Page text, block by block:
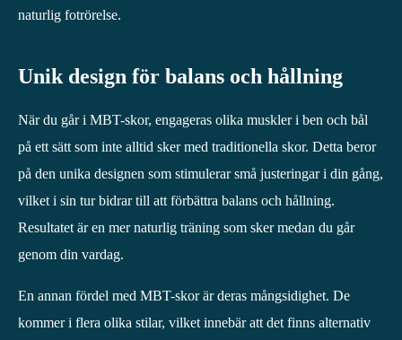
naturlig fotrörelse.
Unik design för balans och hållning
När du går i MBT-skor, engageras olika muskler i ben och bål
på ett sätt som inte alltid sker med traditionella skor. Detta beror
på den unika designen som stimulerar små justeringar i din gång,
vilket i sin tur bidrar till att förbättra balans och hållning.
Resultatet är en mer naturlig träning som sker medan du går
genom din vardag.
En annan fördel med MBT-skor är deras mångsidighet. De
kommer i flera olika stilar, vilket innebär att det finns alternativ